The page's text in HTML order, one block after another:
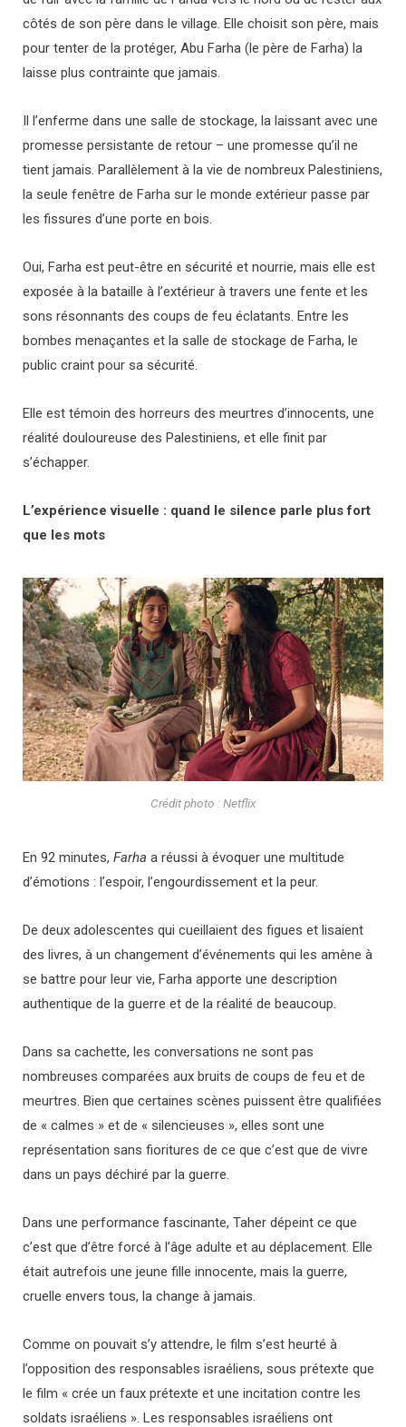
côtés de son père dans le village. Elle choisit son père, mais
pour tenter de la protéger, Abu Farha (le père de Farha) la
laisse plus contrainte que jamais.
Il l’enferme dans une salle de stockage, la laissant avec une
promesse persistante de retour – une promesse qu’il ne
tient jamais. Parallèlement à la vie de nombreux Palestiniens,
la seule fenêtre de Farha sur le monde extérieur passe par
les fissures d’une porte en bois.
Oui, Farha est peut-être en sécurité et nourrie, mais elle est
exposée à la bataille à l’extérieur à travers une fente et les
sons résonnants des coups de feu éclatants. Entre les
bombes menaçantes et la salle de stockage de Farha, le
public craint pour sa sécurité.
Elle est témoin des horreurs des meurtres d’innocents, une
réalité douloureuse des Palestiniens, et elle finit par
s’échapper.
L’expérience visuelle : quand le silence parle plus fort
que les mots
Crédit photo : Netflix
En 92 minutes, Farha a réussi à évoquer une multitude
d’émotions : l’espoir, l’engourdissement et la peur.
De deux adolescentes qui cueillaient des figues et lisaient
des livres, à un changement d’événements qui les amène à
se battre pour leur vie, Farha apporte une description
authentique de la guerre et de la réalité de beaucoup.
Dans sa cachette, les conversations ne sont pas
nombreuses comparées aux bruits de coups de feu et de
meurtres. Bien que certaines scènes puissent être qualifiées
de « calmes » et de « silencieuses », elles sont une
représentation sans fioritures de ce que c’est que de vivre
dans un pays déchiré par la guerre.
Dans une performance fascinante, Taher dépeint ce que
c’est que d’être forcé à l’âge adulte et au déplacement. Elle
était autrefois une jeune fille innocente, mais la guerre,
cruelle envers tous, la change à jamais.
Comme on pouvait s’y attendre, le film s’est heurté à
l’opposition des responsables israéliens, sous prétexte que
le film « crée un faux prétexte et une incitation contre les
soldats israéliens ». Les responsables israéliens ont